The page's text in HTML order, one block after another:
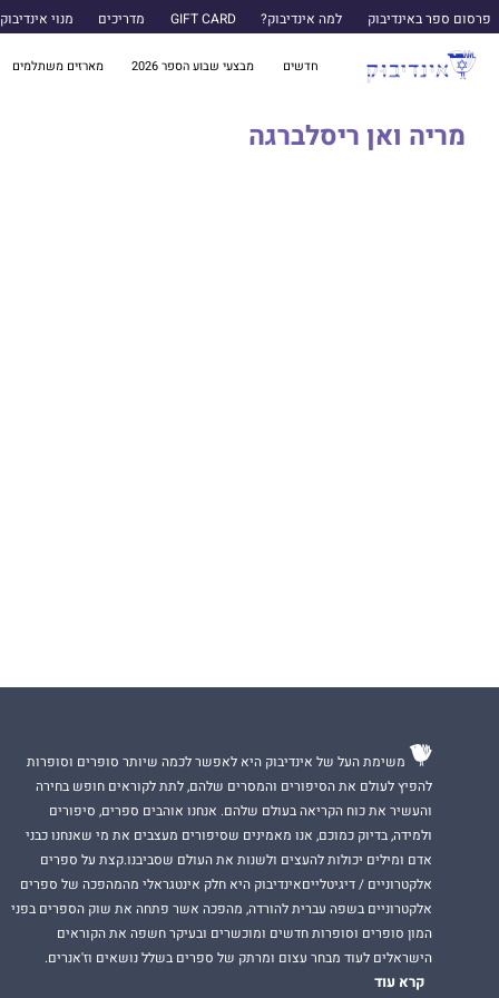
פרסום ספר באינדיבוק למה אינדיבוק? GIFT CARD מדריכים מנוי אינדיבוק
חדשים מבצעי שבוע הספר 2026 מארזים משתלמים
מריה ואן ריסלברגה
משימת העל של אינדיבוק היא לאפשר לכמה שיותר סופרים וסופרות
להפיץ לעולם את הסיפורים והמסרים שלהם, לתת לקוראים חופש בחירה
והעשיר את כוח הקריאה בעולם שלהם. אנחנו אוהבים ספרים, סיפורים
ולמידה, בדיוק כמוכם, אנו מאמינים שסיפורים מעצבים את מי שאנחנו כבני
אדם ומילים יכולות להעצים ולשנות את העולם שסביבנו.קצת על ספרים
אלקטרוניים / דיגיטלייםאינדיבוק היא חלק אינטגראלי מהמהפכה של ספרים
אלקטרוניים בשפה עברית להורדה, מהפכה אשר פתחה את שוק הספרים בפני
המון סופרים וסופרות חדשים ומוכשרים ובעיקר חשפה את הקוראים
הישראלים לעוד מבחר עצום ומרתק של ספרים בשלל נושאים וז'אנרים.
קרא עוד